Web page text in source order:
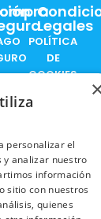
Legales
POLÍTICA
DE
COOKIES
POLÍTICAS
EN RRSS
POLÍTICA DE
PRIVACIDAD
personalizar el
y analizar nuestro
información
sitio con nuestros
quienes